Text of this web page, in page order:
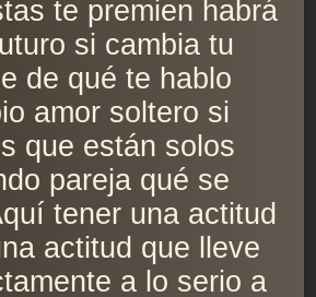
te premien habrá
si cambia tu
de qué te hablo
amor soltero si
que están solos
pareja qué se
tener una actitud
actitud que lleve
a lo serio a